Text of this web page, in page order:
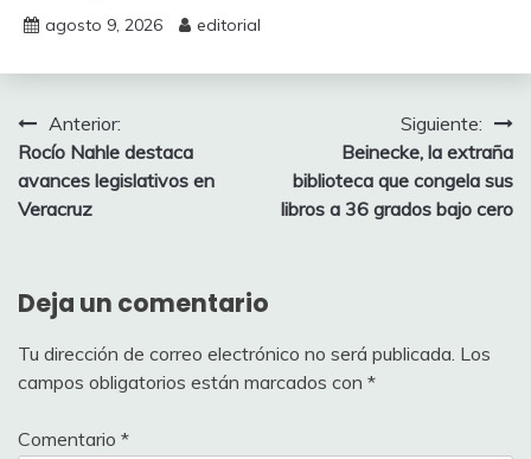
agosto 9, 2026 editorial
Navegación
de
entradas
Anterior:
Rocío Nahle destaca
avances legislativos en
Veracruz
Siguiente:
Beinecke, la extraña
biblioteca que congela sus
libros a 36 grados bajo cero
Deja un comentario
Tu dirección de correo electrónico no será publicada. Los
campos obligatorios están marcados con *
Comentario *